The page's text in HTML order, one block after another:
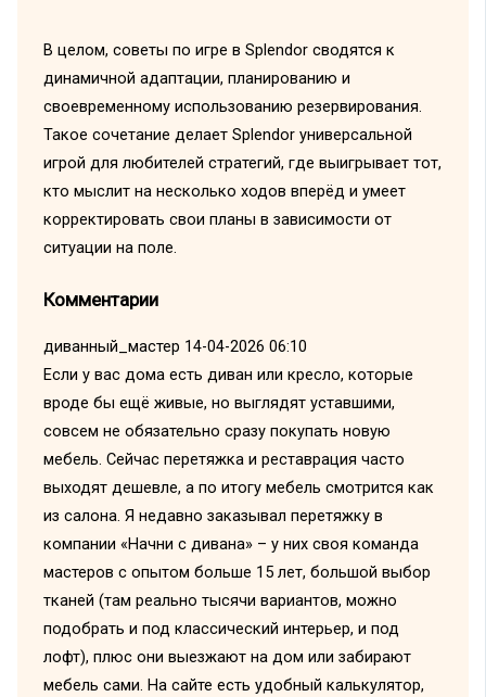
В целом, советы по игре в Splendor сводятся к
динамичной адаптации, планированию и
своевременному использованию резервирования.
Такое сочетание делает Splendor универсальной
игрой для любителей стратегий, где выигрывает тот,
кто мыслит на несколько ходов вперёд и умеет
корректировать свои планы в зависимости от
ситуации на поле.
Комментарии
диванный_мастер 14-04-2026 06:10
Если у вас дома есть диван или кресло, которые
вроде бы ещё живые, но выглядят уставшими,
совсем не обязательно сразу покупать новую
мебель. Сейчас перетяжка и реставрация часто
выходят дешевле, а по итогу мебель смотрится как
из салона. Я недавно заказывал перетяжку в
компании «Начни с дивана» – у них своя команда
мастеров с опытом больше 15 лет, большой выбор
тканей (там реально тысячи вариантов, можно
подобрать и под классический интерьер, и под
лофт), плюс они выезжают на дом или забирают
мебель сами. На сайте есть удобный калькулятор,